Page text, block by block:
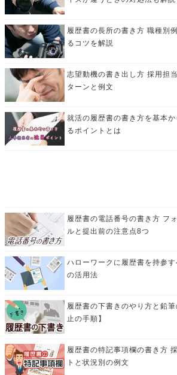
履歴書の長所の書き方 職種別
るコツを解説
志望動機の書き出し方 採用担
ターンと例文
就活の履歴書の書き方を基本
るポイントとは
履歴書の電話番号の書き方 フ
ルと提出前の注意点8つ
ハローワークに履歴書を持参
の活用法
履歴書の下書きのやり方と鉛
止の手順】
履歴書の特記事項欄の書き方
トと状況別の例文